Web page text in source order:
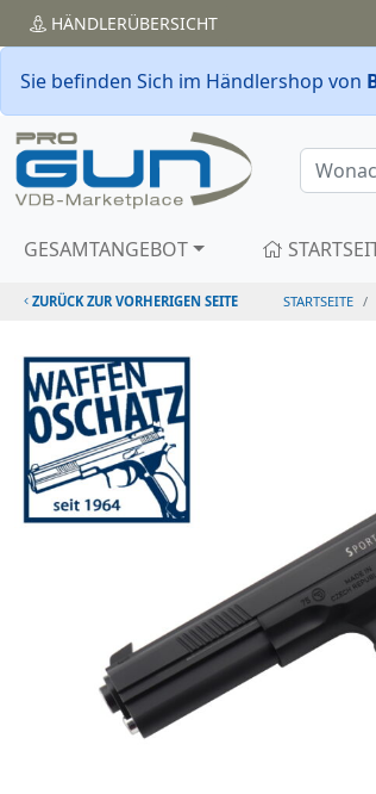
HÄNDLERÜBERSICHT
Sie befinden Sich im Händlershop von
GESAMTANGEBOT
ZURÜCK ZUR VORHERIGEN SEITE STARTSEITE